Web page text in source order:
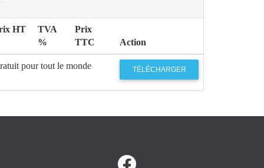
HT
TVA
%
Prix
TTC
Action
pour tout le monde TÉLÉCHARGER